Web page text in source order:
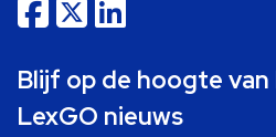
Blijf op de hoogte
LexGO nieuws